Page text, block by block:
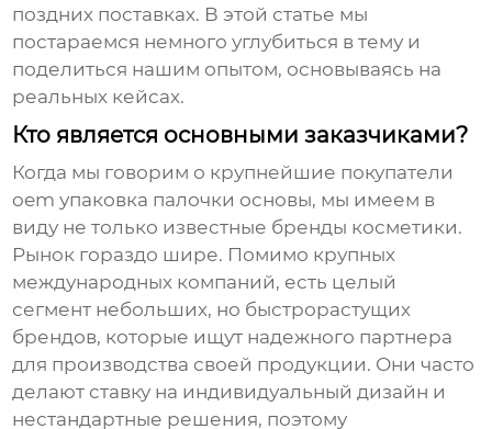
поздних поставках. В этой статье мы
постараемся немного углубиться в тему и
поделиться нашим опытом, основываясь на
реальных кейсах.
Кто является основными заказчиками?
Когда мы говорим о крупнейшие покупатели
oem упаковка палочки основы, мы имеем в
виду не только известные бренды косметики.
Рынок гораздо шире. Помимо крупных
международных компаний, есть целый
сегмент небольших, но быстрорастущих
брендов, которые ищут надежного партнера
для производства своей продукции. Они часто
делают ставку на индивидуальный дизайн и
нестандартные решения, поэтому